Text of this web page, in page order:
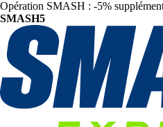
Opération SMASH : -5%
SMASH5